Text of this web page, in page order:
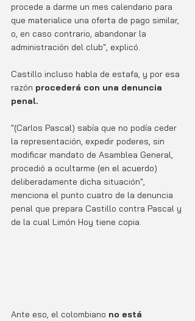
procede a darme un mes calendario para
que materialice una oferta de pago similar,
o, en caso contrario, abandonar la
administración del club", explicó.
Castillo incluso habla de estafa, y por esa
razón procederá con una denuncia
penal.
"(Carlos Pascal) sabía que no podía ceder
la representación, expedir poderes, sin
modificar mandato de Asamblea General,
procedió a ocultarme (en el acuerdo)
deliberadamente dicha situación",
menciona el punto cuatro de la denuncia
penal que prepara Castillo contra Pascal y
de la cual Limón Hoy tiene copia.
Ante eso, el colombiano no está